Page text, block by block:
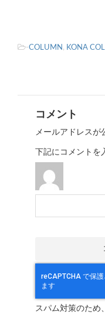
-COLUMN , KONA
コメント
メールアドレスが
下記にコメントを
スパム対策のため